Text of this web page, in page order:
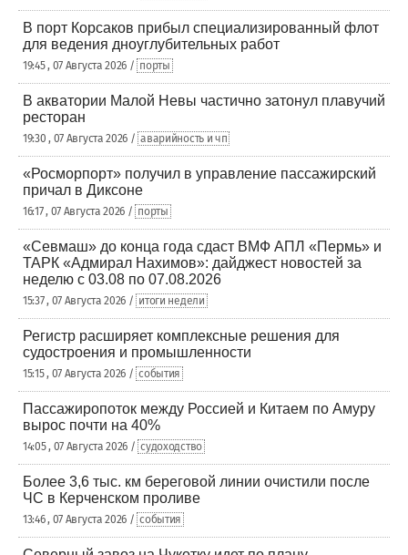
В порт Корсаков прибыл специализированный флот
для ведения дноуглубительных работ
19:45 , 07 Августа 2026 / порты
В акватории Малой Невы частично затонул плавучий
ресторан
19:30 , 07 Августа 2026 / аварийность и чп
«Росморпорт» получил в управление пассажирский
причал в Диксоне
16:17 , 07 Августа 2026 / порты
«Севмаш» до конца года сдаст ВМФ АПЛ «Пермь» и
ТАРК «Адмирал Нахимов»: дайджест новостей за
неделю с 03.08 по 07.08.2026
15:37 , 07 Августа 2026 / итоги недели
Регистр расширяет комплексные решения для
судостроения и промышленности
15:15 , 07 Августа 2026 / события
Пассажиропоток между Россией и Китаем по Амуру
вырос почти на 40%
14:05 , 07 Августа 2026 / судоходство
Более 3,6 тыс. км береговой линии очистили после
ЧС в Керченском проливе
13:46 , 07 Августа 2026 / события